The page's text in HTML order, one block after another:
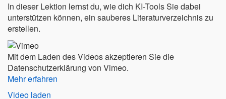
In dieser Lektion lernst du, wie dich KI-Tools Sie dabei
unterstützen können, ein sauberes Literaturverzeichnis zu
erstellen.
Mit dem Laden des Videos akzeptieren Sie die
Datenschutzerklärung von Vimeo.
Mehr erfahren
Video laden